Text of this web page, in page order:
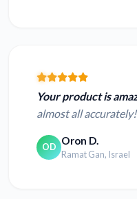
Your product is
almost all accurately!
OD Oron D.
Ramat Gan, Israel